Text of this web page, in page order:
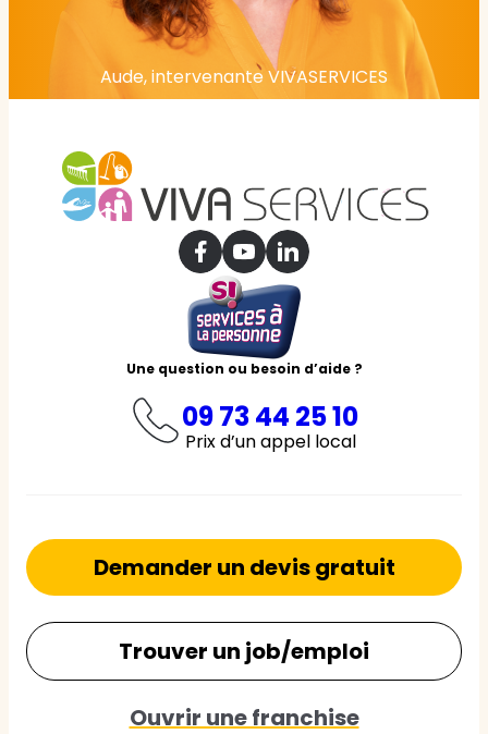
Aude, intervenante VIVASERVICES
Une question ou besoin d’aide ?
09 73 44 25 10
Prix d’un appel local
Demander un devis gratuit
Trouver un job/emploi
Ouvrir une franchise